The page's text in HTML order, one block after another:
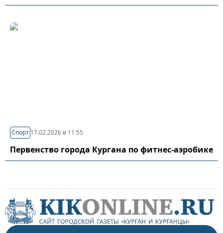
Спорт 17.02.2026 в 11:55
Первенство города Кургана по фитнес-аэробике